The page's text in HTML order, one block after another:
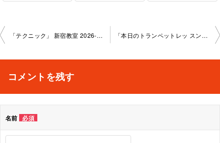
投
ビ
「テクニック」 新宿教室 2026-5- 30-no0026-1096 「本日のトランペットレッ スン」 新宿教室 2026-6-04-­no0026-­1070
コメントを残す
名前 必須